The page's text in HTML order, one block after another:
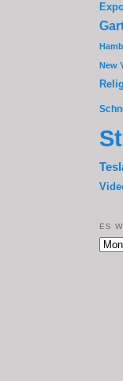
New
ES
Es